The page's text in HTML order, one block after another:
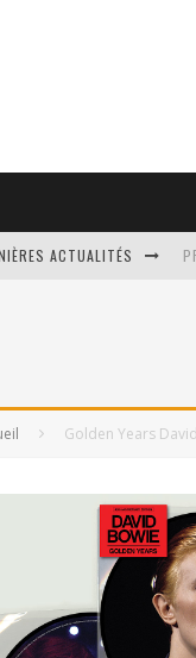
ACTUALITÉS
Golden Years